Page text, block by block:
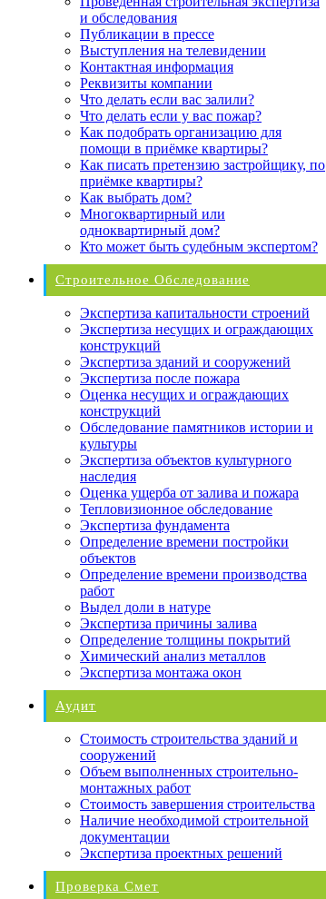
и обследования
Публикации в прессе
Выступления на телевидении
Контактная информация
Реквизиты компании
Что делать если вас залили?
Что делать если у вас пожар?
Как подобрать организацию для
помощи в приёмке квартиры?
Как писать претензию застройщику, по
приёмке квартиры?
Как выбрать дом?
Многоквартирный или
одноквартирный дом?
Кто может быть судебным экспертом?
Строительное Обследование
Экспертиза капитальности строений
Экспертиза несущих и ограждающих
конструкций
Экспертиза зданий и сооружений
Экспертиза после пожара
Оценка несущих и ограждающих
конструкций
Обследование памятников истории и
культуры
Экспертиза объектов культурного
наследия
Оценка ущерба от залива и пожара
Тепловизионное обследование
Экспертиза фундамента
Определение времени постройки
объектов
Определение времени производства
работ
Выдел доли в натуре
Экспертиза причины залива
Определение толщины покрытий
Химический анализ металлов
Экспертиза монтажа окон
Аудит
Стоимость строительства зданий и
сооружений
Объем выполненных строительно-
монтажных работ
Стоимость завершения строительства
Наличие необходимой строительной
документации
Экспертиза проектных решений
Проверка Смет